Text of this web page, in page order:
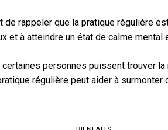
de rappeler que la pratique régulière
et à atteindre un état de calme mental
certaines personnes puissent trouver
régulière peut aider à